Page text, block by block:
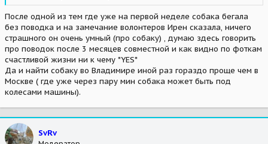
После одной из тем где уже на первой неделе собака бегала
без поводка и на замечание волонтеров Ирен сказала, ничего
страшного он очень умный (про собаку) , думаю здесь говорить
про поводок после 3 месяцев совместной и как видно по фоткам
счастливой жизни ни к чему *YES*
Да и найти собаку во Владимире иной раз гораздо проще чем в
Москве ( где уже через пару мин собака может быть под
колесами машины).
SvRv